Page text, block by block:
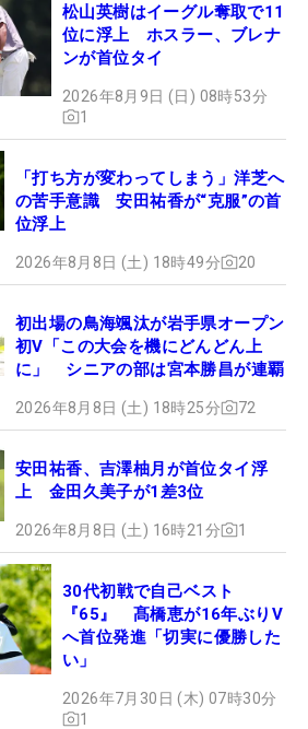
松山英樹はイーグル奪取で11
位に浮上 ホスラー、ブレナ
ンが首位タイ
2026年8月9日 (日) 08時53分
1
「打ち方が変わってしまう」洋芝へ
の苦手意識 安田祐香が“克服”の首
位浮上
2026年8月8日 (土) 18時49分 20
初出場の鳥海颯汰が岩手県オープン
初V「この大会を機にどんどん上
に」 シニアの部は宮本勝昌が連覇
2026年8月8日 (土) 18時25分 72
安田祐香、吉澤柚月が首位タイ浮
上 金田久美子が1差3位
2026年8月8日 (土) 16時21分 1
30代初戦で自己ベスト
『65』 髙橋恵が16年ぶりV
へ首位発進「切実に優勝した
い」
2026年7月30日 (木) 07時30分
1